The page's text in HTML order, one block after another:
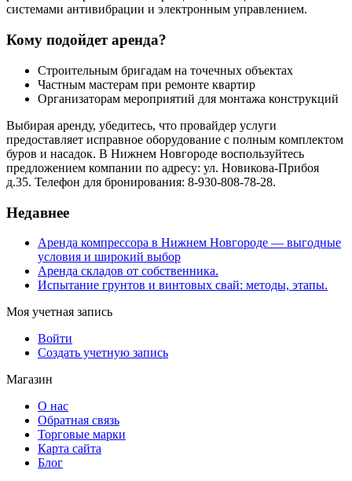
системами антивибрации и электронным управлением.
Кому подойдет аренда?
Строительным бригадам на точечных объектах
Частным мастерам при ремонте квартир
Организаторам мероприятий для монтажа конструкций
Выбирая аренду, убедитесь, что провайдер услуги
предоставляет исправное оборудование с полным комплектом
буров и насадок. В Нижнем Новгороде воспользуйтесь
предложением компании по адресу: ул. Новикова-Прибоя
д.35. Телефон для бронирования: 8-930-808-78-28.
Недавнее
Аренда компрессора в Нижнем Новгороде — выгодные
условия и широкий выбор
Аренда складов от собственника.
Испытание грунтов и винтовых свай: методы, этапы.
Моя учетная запись
Войти
Создать учетную запись
Магазин
О нас
Обратная связь
Торговые марки
Карта сайта
Блог